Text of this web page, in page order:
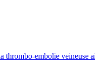
thrombo-embolie veineuse